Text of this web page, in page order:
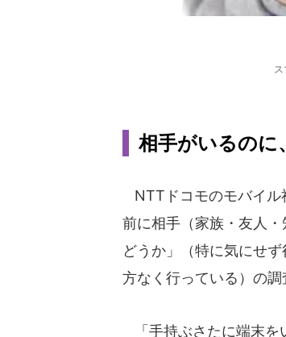
ス
相手がいるのに
NTTドコモのモバイル
前に相手（家族・友人
どうか」（特に気にせ
方なく行っている）の調
「手持ぶさたに端末を